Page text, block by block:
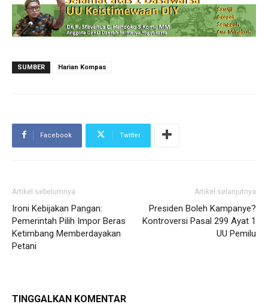
SUMBER Harian Kompas
Facebook Twitter
Artikel sebelumnya
Ironi Kebijakan Pangan:
Pemerintah Pilih Impor Beras
Ketimbang Memberdayakan
Petani
Artikel selanjutnya
Presiden Boleh Kampanye?
Kontroversi Pasal 299 Ayat 1
UU Pemilu
TINGGALKAN KOMENTAR